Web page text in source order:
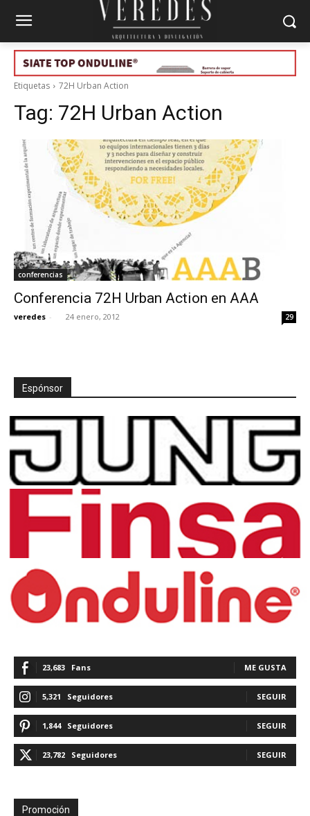
Etiquetas 72H Urban Action
Tag: 72H Urban Action
conferencias
Conferencia 72H Urban Action en AAA
veredes - 24 enero, 2012 29
Espónsor
23,683 Fans ME GUSTA
5,321 Seguidores SEGUIR
1,844 Seguidores SEGUIR
23,782 Seguidores SEGUIR
Promoción